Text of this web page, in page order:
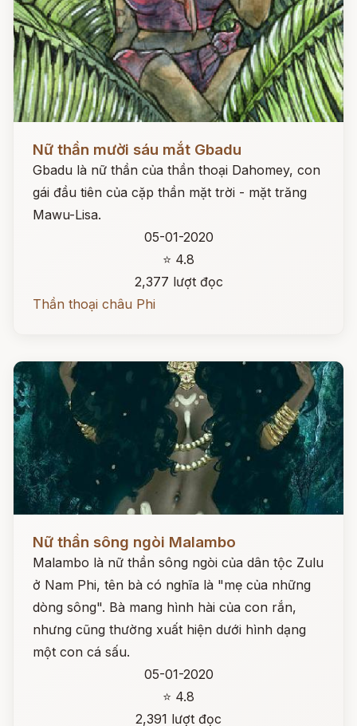
Nữ thần mười sáu mắt Gbadu
Gbadu là nữ thần của thần thoại Dahomey, con
gái đầu tiên của cặp thần mặt trời - mặt trăng
Mawu-Lisa.
05-01-2020
⭐ 4.8
2,377 lượt đọc
Thần thoại châu Phi
Nữ thần sông ngòi Malambo
Malambo là nữ thần sông ngòi của dân tộc Zulu
ở Nam Phi, tên bà có nghĩa là "mẹ của những
dòng sông". Bà mang hình hài của con rắn,
nhưng cũng thường xuất hiện dưới hình dạng
một con cá sấu.
05-01-2020
⭐ 4.8
2,391 lượt đọc